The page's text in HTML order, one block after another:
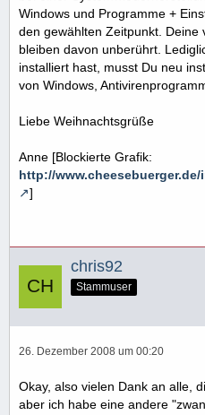
Windows und Programme +
den gewählten Zeitpunkt. Deine
bleiben davon unberührt.
installiert hast, musst Du neu
von Windows,
Liebe Weihnachtsgrüße
Anne [Blockierte Grafik:
http://
]
chris92
Stammuser
26. Dezember 2008 um 00:20
Okay, also vielen Dank an alle,
aber ich habe eine andere